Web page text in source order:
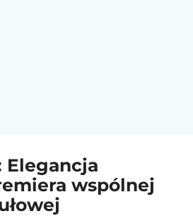
Elegancja
wspólnej